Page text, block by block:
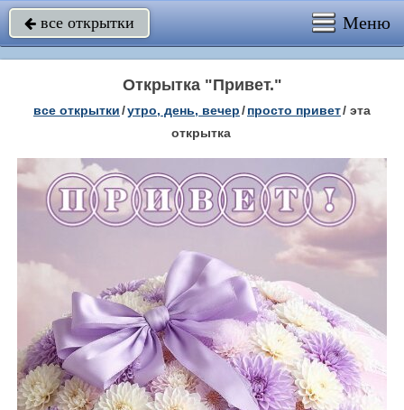
 все открытки Меню
Открытка "Привет."
все открытки/утро, день, вечер/просто привет/ эта
открытка